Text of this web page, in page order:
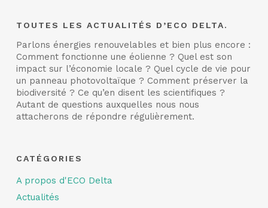
TOUTES LES ACTUALITÉS D’ECO DELTA.
Parlons énergies renouvelables et bien plus encore :
Comment fonctionne une éolienne ? Quel est son
impact sur l’économie locale ? Quel cycle de vie pour
un panneau photovoltaïque ? Comment préserver la
biodiversité ? Ce qu’en disent les scientifiques ?
Autant de questions auxquelles nous nous
attacherons de répondre régulièrement.
CATÉGORIES
A propos d'ECO Delta
Actualités